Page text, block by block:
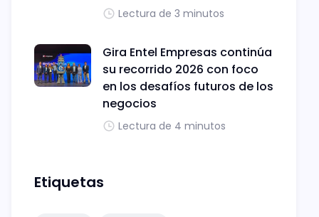
Lectura de 3 minutos
Gira Entel Empresas continúa
su recorrido 2026 con foco
en los desafíos futuros de los
negocios
Lectura de 4 minutos
Etiquetas